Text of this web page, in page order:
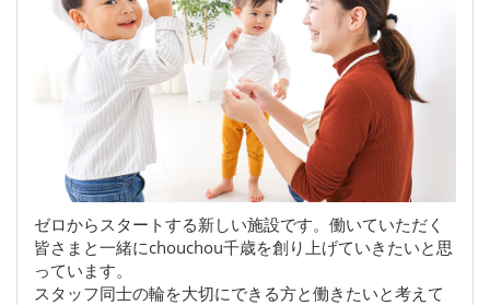
ゼロからスタートする新しい施設です。働いていただく
皆さまと一緒にchouchou千歳を創り上げていきたいと思
っています。
スタッフ同士の輪を大切にできる方と働きたいと考えて